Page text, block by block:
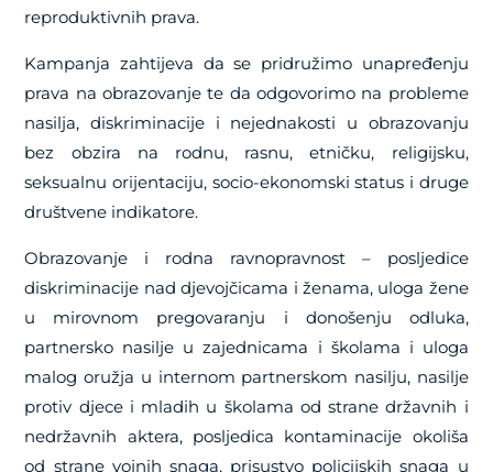
reproduktivnih prava.
Kampanja zahtijeva da se pridružimo unapređenju
prava na obrazovanje te da odgovorimo na probleme
nasilja, diskriminacije i nejednakosti u obrazovanju
bez obzira na rodnu, rasnu, etničku, religijsku,
seksualnu orijentaciju, socio-ekonomski status i druge
društvene indikatore.
Obrazovanje i rodna ravnopravnost – posljedice
diskriminacije nad djevojčicama i ženama, uloga žene
u mirovnom pregovaranju i donošenju odluka,
partnersko nasilje u zajednicama i školama i uloga
malog oružja u internom partnerskom nasilju, nasilje
protiv djece i mladih u školama od strane državnih i
nedržavnih aktera, posljedica kontaminacije okoliša
od strane vojnih snaga, prisustvo policijskih snaga u